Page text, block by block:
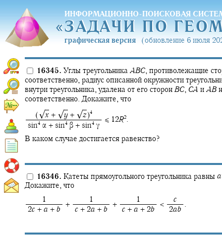
ИНФОРМАЦИОННО-ПОИСКОВАЯ
«ЗАДАЧИ ПО
«ЗАДАЧИ ПО
графическая версия (обновление 6 июля
16345. Углы треугольника ABC, противолежащие
соответственно, радиус описанной окружности
внутри треугольника, удалена от его сторон BC, CA и AB
соответственно. Докажите, что
‍ (‍√x+ ‍ √y+ ‍ √z)‍4
‍ sin‍4 α + sin‍4 β + sin‍4 γ
≤ 12R2.
В каком случае достигается равенство?
16346. Катеты прямоугольного треугольника равны a
Докажите, что
‍ 1
‍ 2c + a + b
+ ‍
‍ 1
c + 2a + b
+ ‍
‍ 1
c + a + 2b
< ‍
c
‍ 2ab
.